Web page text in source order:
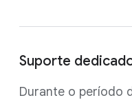
Suporte
Durante o período